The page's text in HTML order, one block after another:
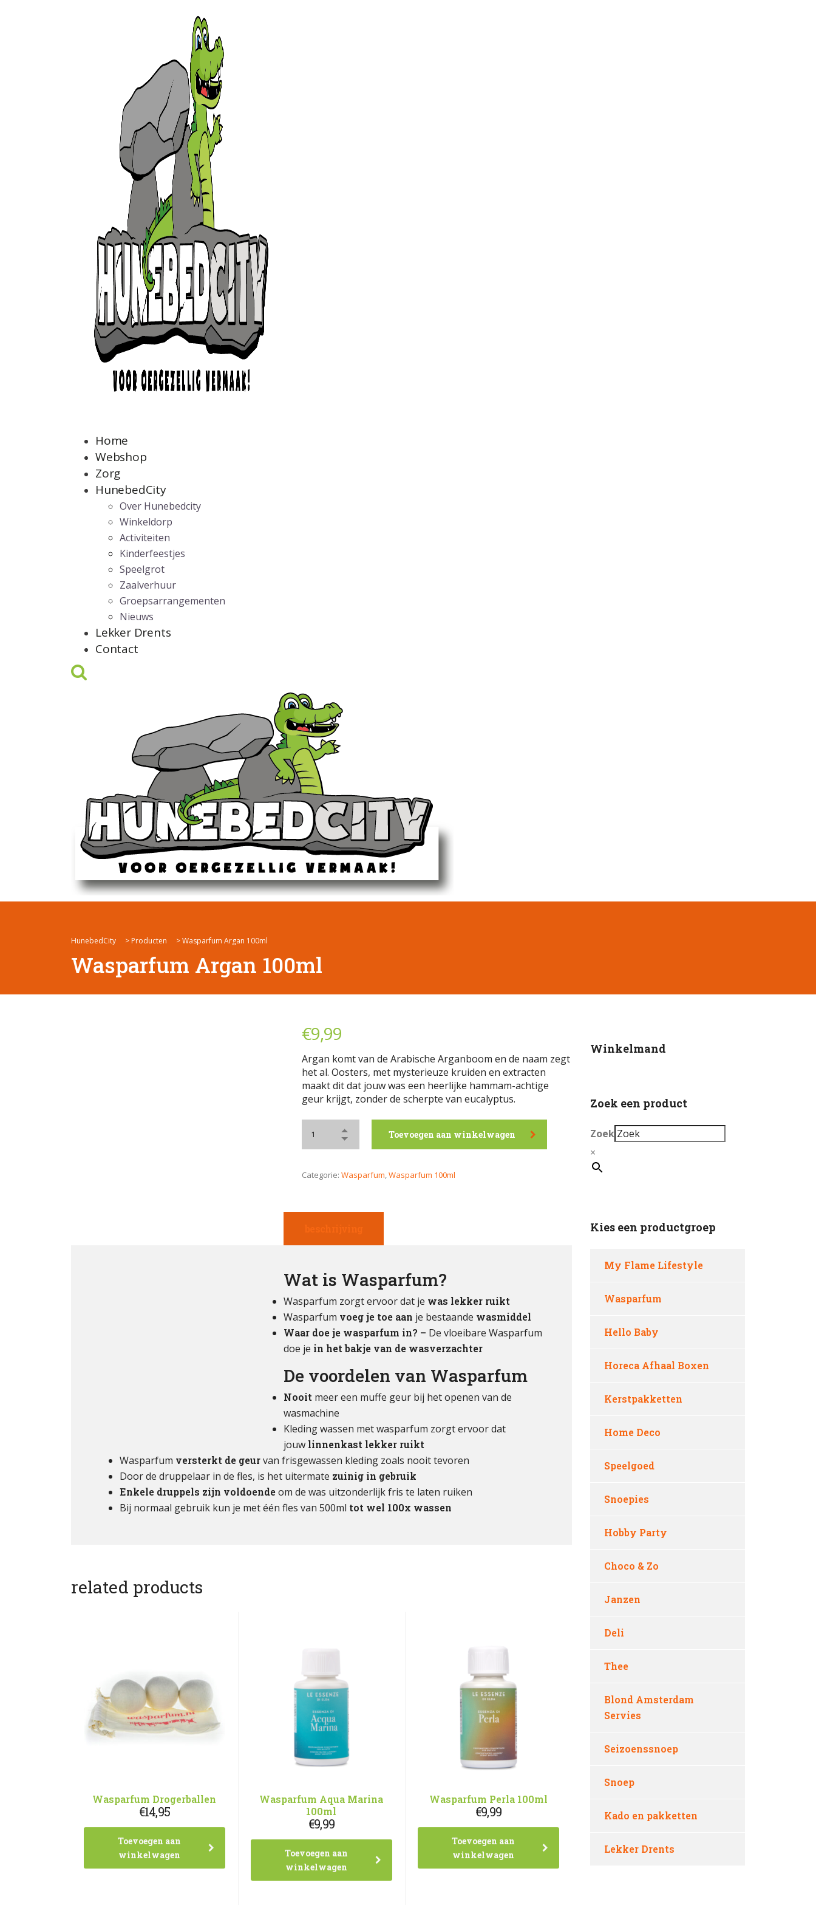
Home
Webshop
Zorg
HunebedCity
Over Hunebedcity
Winkeldorp
Activiteiten
Kinderfeestjes
Speelgrot
Zaalverhuur
Groepsarrangementen
Nieuws
Lekker Drents
Contact
HunebedCity > Producten >Wasparfum Argan 100ml
Wasparfum Argan 100ml
€9,99
Argan komt van de Arabische Arganboom en de naam zegt
het al. Oosters, met mysterieuze kruiden en extracten
maakt dit dat jouw was een heerlijke hammam-achtige
geur krijgt, zonder de scherpte van eucalyptus.
Toevoegen aan winkelwagen
Categorie: Wasparfum,Wasparfum 100ml
Wat is Wasparfum?
Wasparfum zorgt ervoor dat je was lekker ruikt
Wasparfum voeg je toe aan je bestaande wasmiddel
Waar doe je wasparfum in? – De vloeibare Wasparfum
doe je in het bakje van de wasverzachter
De voordelen van Wasparfum
Nooit meer een muffe geur bij het openen van de
wasmachine
Kleding wassen met wasparfum zorgt ervoor dat
jouw linnenkast lekker ruikt
Wasparfum versterkt de geurvan frisgewassen kleding zoals nooit tevoren
Door de druppelaar in de fles, is het uitermate zuinig in gebruik
Enkele druppels zijn voldoendeom de was uitzonderlijk fris te laten ruiken
Bij normaal gebruik kun je met één fles van 500ml tot wel 100x wassen
related products
Wasparfum Drogerballen
€14,95
Toevoegen aan
winkelwagen
Wasparfum Aqua Marina
100ml
€9,99
Toevoegen aan
winkelwagen
Wasparfum Perla 100ml
€9,99
Toevoegen aan
winkelwagen
Winkelmand
Zoek een product
Zoek
×
Kies een productgroep
My Flame Lifestyle
Wasparfum
Hello Baby
Horeca Afhaal Boxen
Kerstpakketten
Home Deco
Speelgoed
Snoepies
Hobby Party
Choco & Zo
Janzen
Deli
Thee
Blond Amsterdam
Servies
Seizoenssnoep
Snoep
Kado en pakketten
Lekker Drents